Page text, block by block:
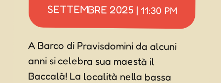
SETTEMBRE 2025 | 11:30 PM
A Barco di Pravisdomini da alcuni
anni si celebra sua maestà il
Baccalà! La località nella bassa
pianura pordenonese oltre al
baccalà proporrà anche succulenti
grigliate, trippe e ottimi vini locali.
Qui grandi orchestre da ballo e
serate dedicate ai più giovani
invaderanno la grande pista ogni
sera. Inoltre, troverete una grande
pesca di beneficenza tutta
gastronomica e uno spazio giovani
che proporrà ogni sera un dj set